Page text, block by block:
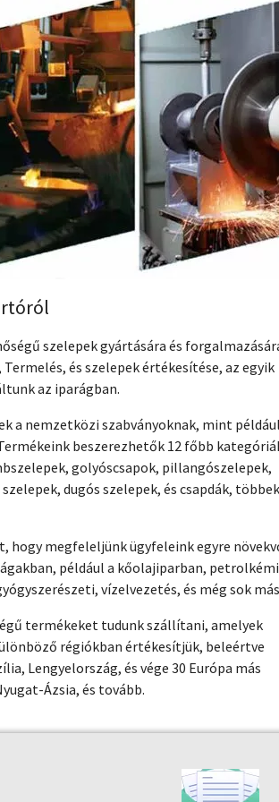
szelepek gyártására és
és szelepek értékesítése, az egyik
az iparágban.
a nemzetközi szabványoknak, mint
Termékeink beszerezhetők 12 főbb
golyóscsapok, pillangószelepek,
dugós szelepek, és csapdák, többek
hogy megfeleljünk ügyfeleink egyre
például a kőolajiparban,
vízelvezetés, és még sok
termékeket tudunk szállítani, amelyek
régiókban értékesítjük, beleértve
Lengyelország, és vége 30 Európa más
Ázsia, és tovább.